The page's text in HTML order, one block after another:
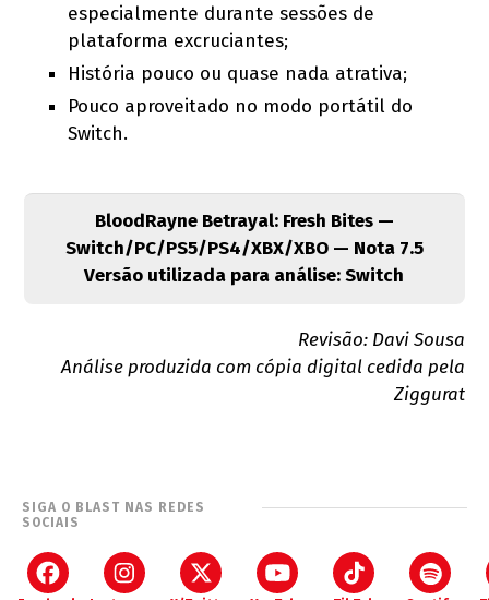
especialmente durante sessões de
plataforma excruciantes;
História pouco ou quase nada atrativa;
Pouco aproveitado no modo portátil do
Switch.
BloodRayne Betrayal: Fresh Bites —
Switch/PC/PS5/PS4/XBX/XBO — Nota 7.5
Versão utilizada para análise: Switch
Revisão: Davi Sousa
Análise produzida com cópia digital cedida pela
Ziggurat
SIGA O BLAST NAS REDES
SOCIAIS